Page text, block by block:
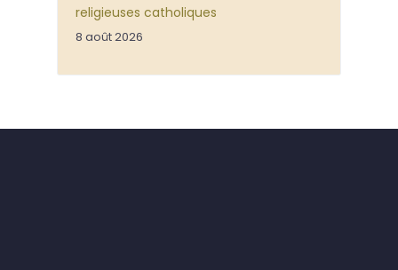
religieuses catholiques
8 août 2026